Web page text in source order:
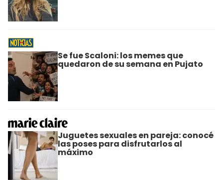
Se fue Scaloni: los memes que
quedaron de su semana en Pujato
Juguetes sexuales en pareja: conocé
las poses para disfrutarlos al
máximo